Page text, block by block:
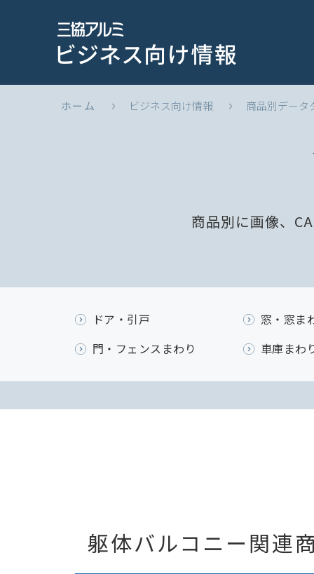
ホーム ビジネス向け情報 商品別データ
商品別に画像、
ドア・引戸
窓・窓ま
門・フェンスまわり
車庫まわ
躯体バルコニー関連